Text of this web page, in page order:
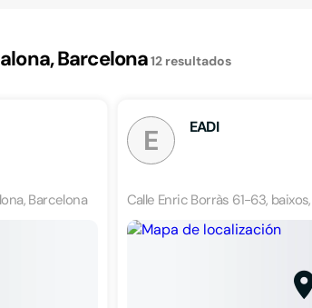
Barcelona12 resultados
Barcelona
E EADI
Calle Enric Borràs 61-63,